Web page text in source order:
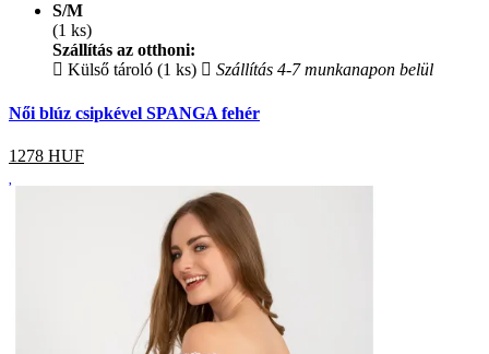
S/M
(1 ks)
Szállítás az otthoni:
Külső tároló (1 ks)
Szállítás 4-7 munkanapon belül
Női blúz csipkével SPANGA fehér
1278 HUF